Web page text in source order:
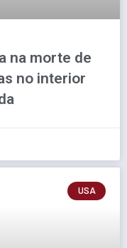
na morte de
no interior
USA